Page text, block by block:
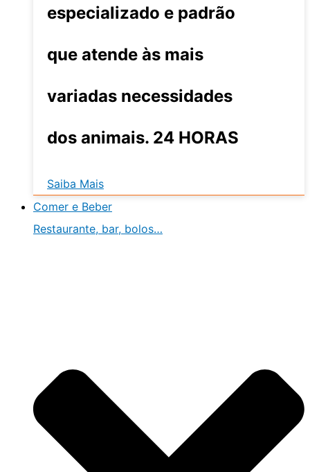
especializado e padrão
que atende às mais
variadas necessidades
dos animais. 24 HORAS
Saiba Mais
Comer e Beber
Restaurante, bar, bolos…